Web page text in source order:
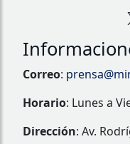
Correo:
Horario: Lunes a
Dirección: Av.